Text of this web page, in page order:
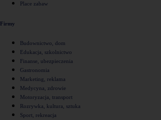
Place zabaw
Firmy
Budownictwo, dom
Edukacja, szkolnictwo
Finanse, ubezpieczenia
Gastronomia
Marketing, reklama
Medycyna, zdrowie
Motoryzacja, transport
Rozrywka, kultura, sztuka
Sport, rekreacja